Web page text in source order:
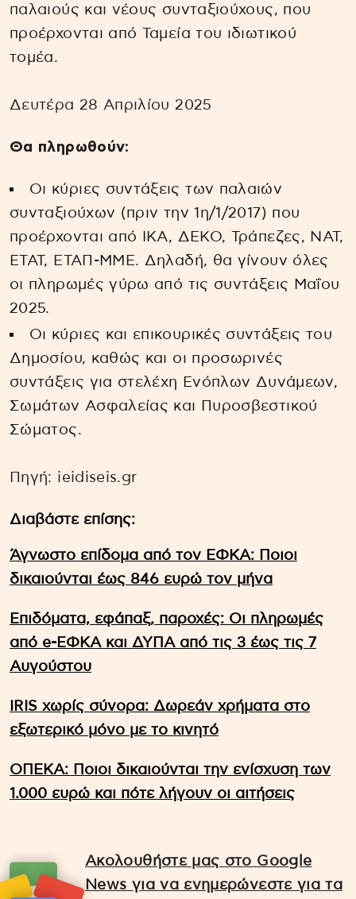
παλαιούς και νέους συνταξιούχους, που
προέρχονται από Ταμεία του ιδιωτικού
τομέα.
Δευτέρα 28 Απριλίου 2025
Θα πληρωθούν:
Οι κύριες συντάξεις των παλαιών
συνταξιούχων (πριν την 1η/1/2017) που
προέρχονται από ΙΚΑ, ΔΕΚΟ, Τράπεζες, ΝΑΤ,
ΕΤΑΤ, ΕΤΑΠ-ΜΜΕ. Δηλαδή, θα γίνουν όλες
οι πληρωμές γύρω από τις συντάξεις Μαΐου
2025.
Οι κύριες και επικουρικές συντάξεις του
Δημοσίου, καθώς και οι προσωρινές
συντάξεις για στελέχη Ενόπλων Δυνάμεων,
Σωμάτων Ασφαλείας και Πυροσβεστικού
Σώματος.
Πηγή: ieidiseis.gr
Διαβάστε επίσης:
Άγνωστο επίδομα από τον ΕΦΚΑ: Ποιοι
δικαιούνται έως 846 ευρώ τον μήνα
Επιδόματα, εφάπαξ, παροχές: Οι πληρωμές
από e-ΕΦΚΑ και ΔΥΠΑ από τις 3 έως τις 7
Αυγούστου
IRIS χωρίς σύνορα: Δωρεάν χρήματα στο
εξωτερικό μόνο με το κινητό
ΟΠΕΚΑ: Ποιοι δικαιούνται την ενίσχυση των
1.000 ευρώ και πότε λήγουν οι αιτήσεις
Ακολουθήστε μας στο Google
News για να ενημερώνεστε για τα